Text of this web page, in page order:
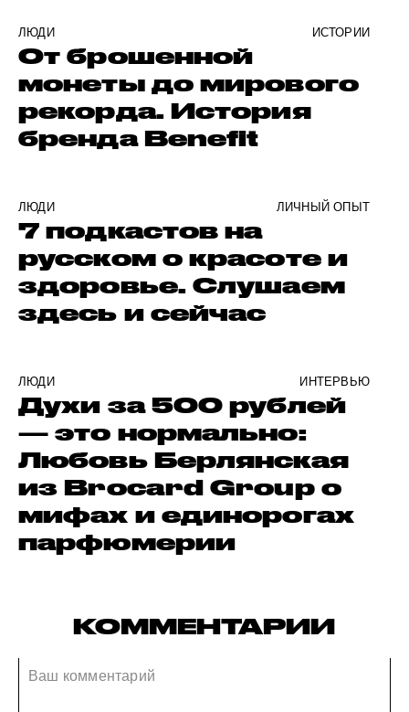
ЛЮДИ ИСТОРИИ
От брошенной
монеты до мирового
рекорда. История
бренда Benefit
ЛЮДИ ЛИЧНЫЙ ОПЫТ
7 подкастов на
русском о красоте и
здоровье. Слушаем
здесь и сейчас
ЛЮДИ ИНТЕРВЬЮ
Духи за 500 рублей
— это нормально:
Любовь Берлянская
из Brocard Group о
мифах и единорогах
парфюмерии
КОММЕНТАРИИ